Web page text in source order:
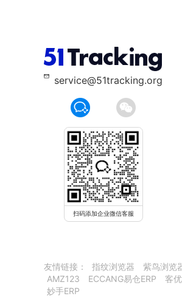
service@51tracking.org
扫码添加企业微信客服
友情链接： 指纹浏览器 紫鸟浏览
AMZ123
ECCANG易仓ERP 客
妙手ERP